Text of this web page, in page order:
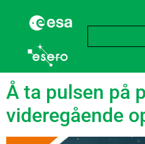
Stikkord:
Å ta pulsen på
videregående